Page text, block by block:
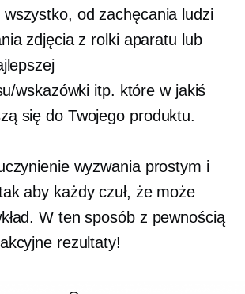
od zachęcania ludzi
zdjęcia z rolki aparatu lub
wskazówki itp. które w jakiś
się do Twojego produktu.
wyzwania prostym i
aby każdy czuł, że może
W ten sposób z pewnością
rezultaty!